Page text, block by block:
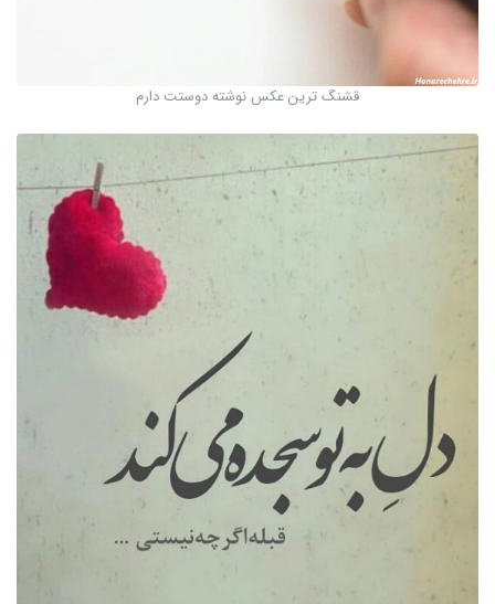
قشنگ ترین عکس نوشته دوستت دارم